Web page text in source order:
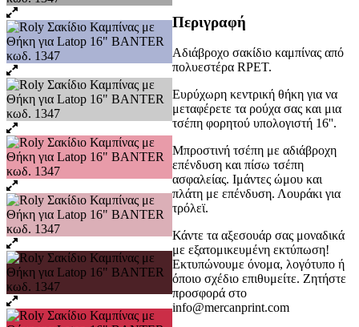
Περιγραφή
Αδιάβροχο σακίδιο καμπίνας από
πολυεστέρα RPET.
Ευρύχωρη κεντρική θήκη για να
μεταφέρετε τα ρούχα σας και μια
τσέπη φορητού υπολογιστή 16''.
Μπροστινή τσέπη με αδιάβροχη
επένδυση και πίσω τσέπη
ασφαλείας. Ιμάντες ώμου και
πλάτη με επένδυση. Λουράκι για
τρόλεϊ.
Κάντε τα αξεσουάρ σας μοναδικά
με εξατομικευμένη εκτύπωση!
Εκτυπώνουμε όνομα, λογότυπο ή
όποιο σχέδιο επιθυμείτε. Ζητήστε
προσφορά στο
info@mercanprint.com